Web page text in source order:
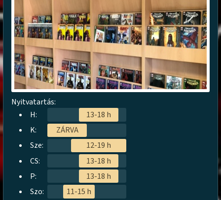
Nyitvatartás:
H:
13-18 h
K:
ZÁRVA
Sze:
12-19 h
CS:
13-18 h
P:
13-18 h
Szo:
11-15 h